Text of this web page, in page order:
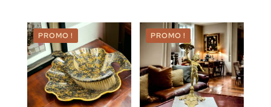
PROMO ! PROMO !